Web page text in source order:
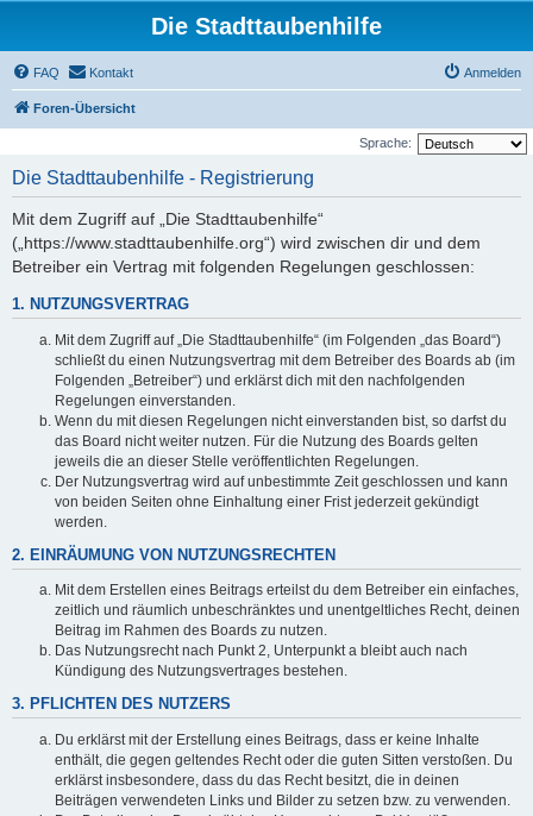
Die Stadttaubenhilfe
FAQ Kontakt Anmelden
Foren-Übersicht
Sprache:
Die Stadttaubenhilfe - Registrierung
Mit dem Zugriff auf „Die Stadttaubenhilfe“
(„https://www.stadttaubenhilfe.org“) wird zwischen dir und dem
Betreiber ein Vertrag mit folgenden Regelungen geschlossen:
1. NUTZUNGSVERTRAG
Mit dem Zugriff auf „Die Stadttaubenhilfe“ (im Folgenden „das Board“)
schließt du einen Nutzungsvertrag mit dem Betreiber des Boards ab (im
Folgenden „Betreiber“) und erklärst dich mit den nachfolgenden
Regelungen einverstanden.
Wenn du mit diesen Regelungen nicht einverstanden bist, so darfst du
das Board nicht weiter nutzen. Für die Nutzung des Boards gelten
jeweils die an dieser Stelle veröffentlichten Regelungen.
Der Nutzungsvertrag wird auf unbestimmte Zeit geschlossen und kann
von beiden Seiten ohne Einhaltung einer Frist jederzeit gekündigt
werden.
2. EINRÄUMUNG VON NUTZUNGSRECHTEN
Mit dem Erstellen eines Beitrags erteilst du dem Betreiber ein einfaches,
zeitlich und räumlich unbeschränktes und unentgeltliches Recht, deinen
Beitrag im Rahmen des Boards zu nutzen.
Das Nutzungsrecht nach Punkt 2, Unterpunkt a bleibt auch nach
Kündigung des Nutzungsvertrages bestehen.
3. PFLICHTEN DES NUTZERS
Du erklärst mit der Erstellung eines Beitrags, dass er keine Inhalte
enthält, die gegen geltendes Recht oder die guten Sitten verstoßen. Du
erklärst insbesondere, dass du das Recht besitzt, die in deinen
Beiträgen verwendeten Links und Bilder zu setzen bzw. zu verwenden.